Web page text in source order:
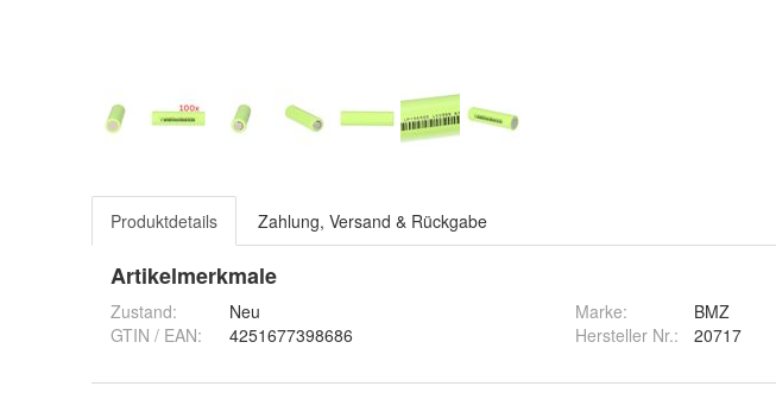
Produktdetails Zahlung, Versand & Rückgabe
Artikelmerkmale
Zustand:
Neu
GTIN / EAN:
4251677398686
Marke:
BMZ
Hersteller Nr.:
20717